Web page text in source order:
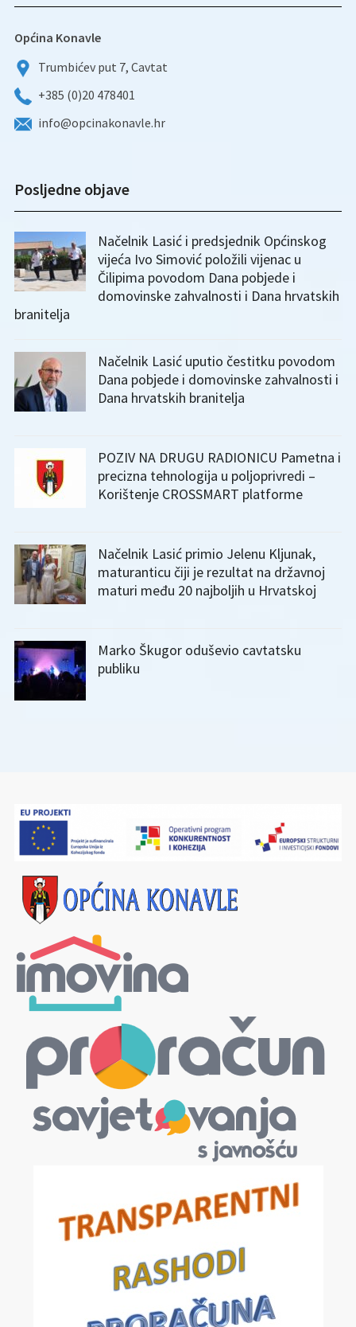
Općina Konavle
Trumbićev put 7, Cavtat
+385 (0)20 478401
info@opcinakonavle.hr
Posljedne objave
Načelnik Lasić i predsjednik Općinskog
vijeća Ivo Simović položili vijenac u
Čilipima povodom Dana pobjede i
domovinske zahvalnosti i Dana hrvatskih
branitelja
Načelnik Lasić uputio čestitku povodom
Dana pobjede i domovinske zahvalnosti i
Dana hrvatskih branitelja
POZIV NA DRUGU RADIONICU Pametna i
precizna tehnologija u poljoprivredi –
Korištenje CROSSMART platforme
Načelnik Lasić primio Jelenu Kljunak,
maturanticu čiji je rezultat na državnoj
maturi među 20 najboljih u Hrvatskoj
Marko Škugor oduševio cavtatsku
publiku